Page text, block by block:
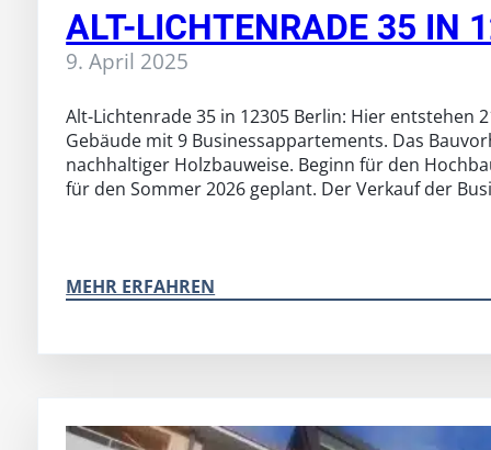
ALT-LICHTENRADE 35 IN
9. April 2025
Alt-Lichtenrade 35 in 12305 Berlin: Hier
Gebäude mit 9 Businessappartements. Das
nachhaltiger Holzbauweise. Beginn für den
für den Sommer 2026 geplant. Der Verkauf der
MEHR ERFAHREN